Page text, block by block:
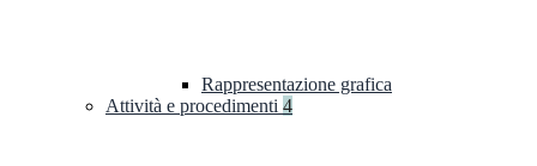
Rappresentazione grafica
Attività e procedimenti 4